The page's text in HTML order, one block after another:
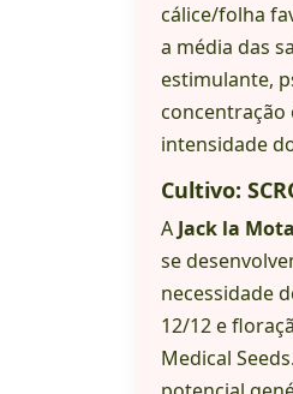
cálice/folha
a média das
estimulante,
concentração
intensidade
Cultivo:
A Jack la Mota
se
necessidade
12/12 e
Medical